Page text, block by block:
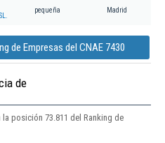
pequeña Madrid
de Empresas del CNAE 7430
de
posición 73.811 del Ranking de